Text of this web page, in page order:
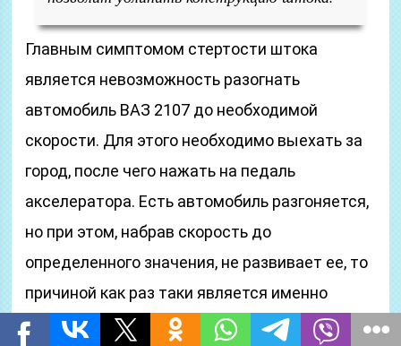
Главным симптомом стертости штока
является невозможность разогнать
автомобиль ВАЗ 2107 до необходимой
скорости. Для этого необходимо выехать за
город, после чего нажать на педаль
акселератора. Есть автомобиль разгоняется,
но при этом, набрав скорость до
определенного значения, не развивает ее, то
причиной как раз таки является именно
стертый шток бензонасоса.